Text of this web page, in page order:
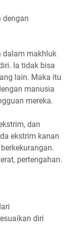
dengan
dalam makhluk
Ia tidak bisa
lain. Maka itu
manusia
mereka.
dan
ekstrim kanan
pertengahan.
diri